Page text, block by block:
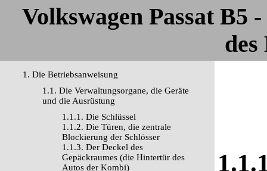
Volkswagen Passat B5
des
1. Die Betriebsanweisung
1.1. Die Verwaltungsorgane, die Geräte
und die Ausrüstung
1.1.1. Die Schlüssel
1.1.2. Die Türen, die zentrale
Blockierung der Schlösser
1.1.3. Der Deckel des
Gepäckraumes (die Hintertür des
Autos der Kombi)